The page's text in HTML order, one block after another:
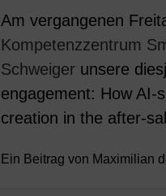
Am vergangenen
Kompetenzzentrum
Schweiger unsere
engagement: How AI-
creation in the after-
Ein Beitrag von Maximilian